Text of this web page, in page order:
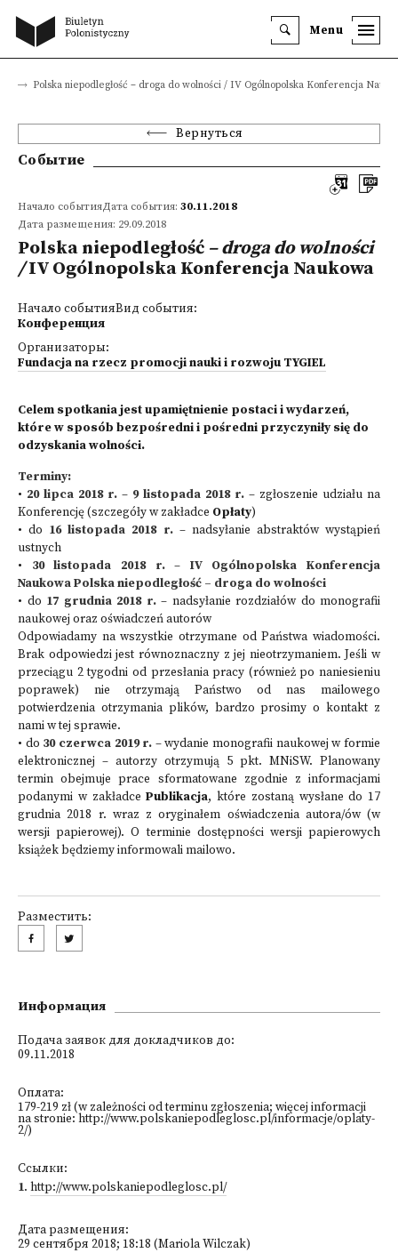
Menu
Polska niepodległość – droga do wolności / IV Ogólnopolska Konferencja
Вернуться
Событие
Начало событияДата события: 30.11.2018
Дата размещения: 29.09.2018
Polska niepodległość – droga do wolności
/IV Ogólnopolska Konferencja Naukowa
Начало событияВид события:
Конференция
Организаторы:
Fundacja na rzecz promocji nauki i rozwoju TYGIEL
Celem spotkania jest upamiętnienie postaci i wydarzeń,
które w sposób bezpośredni i pośredni przyczyniły się do
odzyskania wolności.
Terminy:
• 20 lipca 2018 r. – 9 listopada 2018 r. – zgłoszenie udziału na
Konferencję (szczegóły w zakładce Opłaty)
• do 16 listopada 2018 r.– nadsyłanie abstraktów wystąpień
ustnych
• 30 listopada 2018 r.– IV Ogólnopolska Konferencja
Naukowa Polska niepodległość – droga do wolności
• do 17 grudnia 2018 r.– nadsyłanie rozdziałów do monografii
naukowej oraz oświadczeń autorów
Odpowiadamy na wszystkie otrzymane od Państwa wiadomości.
Brak odpowiedzi jest równoznaczny z jej nieotrzymaniem. Jeśli w
przeciągu 2 tygodni od przesłania pracy (również po naniesieniu
poprawek) nie otrzymają Państwo od nas mailowego
potwierdzenia otrzymania plików, bardzo prosimy o kontakt z
nami w tej sprawie.
• do 30 czerwca 2019 r. – wydanie monografii naukowej w formie
elektronicznej – autorzy otrzymują 5 pkt. MNiSW. Planowany
termin obejmuje prace sformatowane zgodnie z informacjami
podanymi w zakładcePublikacja, które zostaną wysłane do 17
grudnia 2018 r. wraz z oryginałem oświadczenia autora/ów (w
wersji papierowej). O terminie dostępności wersji papierowych
książek będziemy informowali mailowo.
Разместить:
Информация
Подача заявок для докладчиков до:
09.11.2018
Оплата:
179-219 zł (w zależności od terminu zgłoszenia; więcej informacji
na stronie: http://www.polskaniepodleglosc.pl/informacje/oplaty-
2/)
Ссылки:
1. http://www.polskaniepodleglosc.pl/
Дата размещения:
29 сентября 2018; 18:18 (Mariola Wilczak)